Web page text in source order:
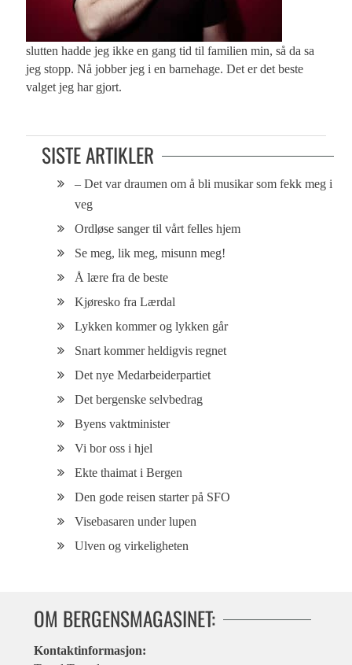
slutten hadde jeg ikke en gang tid til familien min, så da sa
jeg stopp. Nå jobber jeg i en barnehage. Det er det beste
valget jeg har gjort.
SISTE ARTIKLER
– Det var draumen om å bli musikar som fekk meg i
veg
Ordløse sanger til vårt felles hjem
Se meg, lik meg, misunn meg!
Å lære fra de beste
Kjøresko fra Lærdal
Lykken kommer og lykken går
Snart kommer heldigvis regnet
Det nye Medarbeiderpartiet
Det bergenske selvbedrag
Byens vaktminister
Vi bor oss i hjel
Ekte thaimat i Bergen
Den gode reisen starter på SFO
Visebasaren under lupen
Ulven og virkeligheten
OM BERGENSMAGASINET:
Kontaktinformasjon: